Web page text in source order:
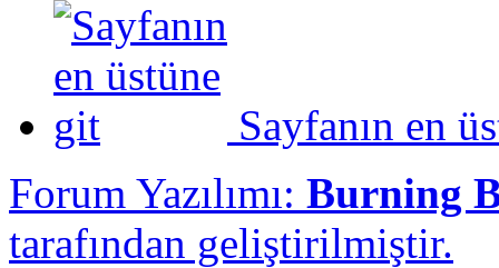
Sayfanın en
Forum Yazılımı: Burning
tarafından geliştirilmiştir.